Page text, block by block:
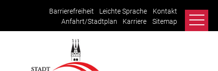
Barrierefreiheit Leichte Sprache
Kontakt
Anfahrt/Stadtplan
Karriere Sitemap